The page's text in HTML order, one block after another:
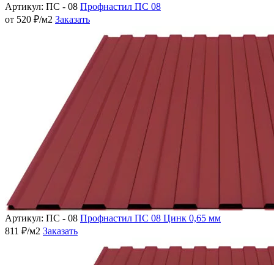
Артикул: ПС - 08 Профнастил ПС 08
от 520 ₽/м2 Заказать
Артикул: ПС - 08 Профнастил ПС 08 Цинк 0,65 мм
811 ₽/м2 Заказать